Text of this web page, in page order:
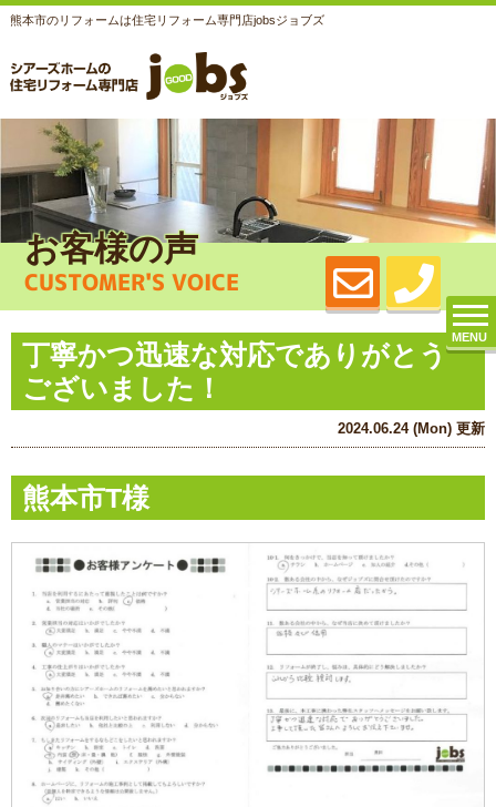
熊本市のリフォームは住宅リフォーム専門店jobsジョブズ
MENU
お客様の声
CUSTOMER'S VOICE
丁寧かつ迅速な対応でありがとう
ございました！
2024.06.24 (Mon) 更新
熊本市T様